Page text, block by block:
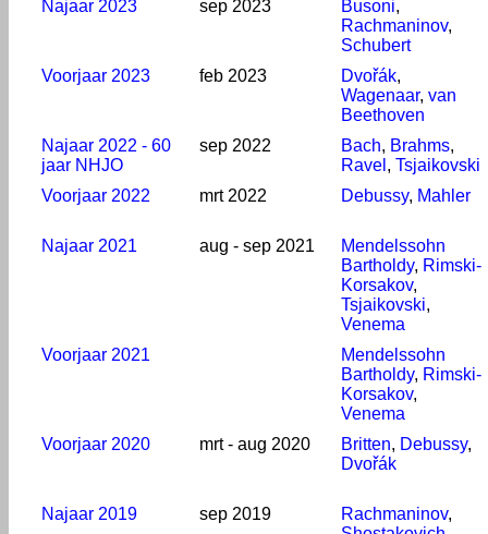
Najaar 2023 sep 2023 Busoni,
Rachmaninov,
Schubert
Voorjaar 2023
feb 2023 Dvořák,
Wagenaar, van
Beethoven
Najaar 2022 - 60
jaar NHJO
sep 2022 Bach, Brahms,
Ravel , Tsjaikovski
Voorjaar 2022
mrt 2022 Debussy, Mahler
Najaar 2021 aug - sep 2021
Mendelssohn
Bartholdy, Rimski-
Korsakov,
Tsjaikovski,
Venema
Voorjaar 2021
Mendelssohn
Bartholdy, Rimski-
Korsakov,
Venema
Voorjaar 2020
mrt - aug 2020 Britten, Debussy,
Dvořák
Najaar 2019 sep 2019 Rachmaninov,